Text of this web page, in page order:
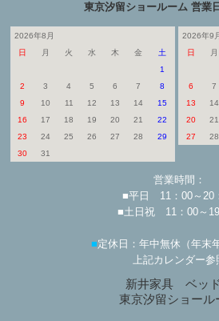
東京汐留ショールーム 営業
2026年8月
日
月 火 水 木 金
土
1
2
3 4 5 6 7
8
9
10 11 12 13 14
15
16
17 18 19 20 21
22
23
24 25 26 27 28
29
30
31
2026年9
日
月
6
7
13
14
20
21
27
28
営業時間：
■平日 11：00～20
■土日祝 11：00～
■定休日：年中無休（年末
上記カレンダー参
新井家具 ベッ
東京汐留ショール